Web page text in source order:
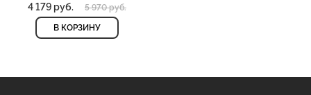
4 179 руб.
5 970 руб.
В КОРЗИНУ